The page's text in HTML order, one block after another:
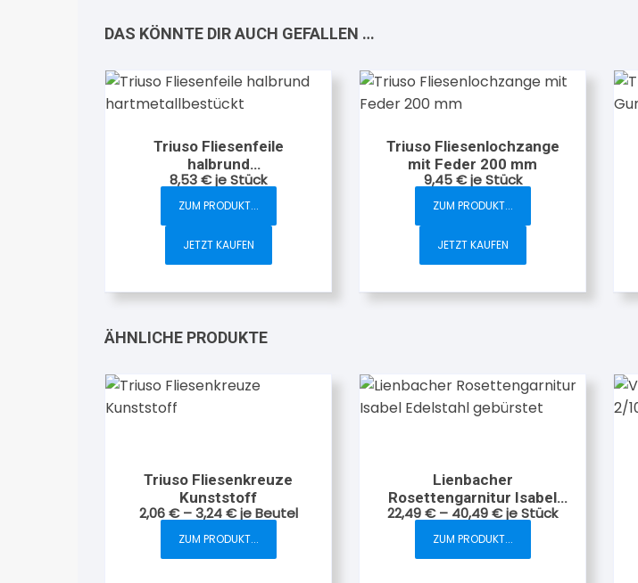
DAS KÖNNTE DIR AUCH GEFALLEN …
Triuso Fliesenfeile
halbrund
hartmetallbestückt
8,53€je Stück
ZUM PRODUKT...
JETZT KAUFEN
Triuso Fliesenlochzange
mit Feder 200 mm
9,45€ je Stück
ZUM PRODUKT...
JETZT KAUFEN
ÄHNLICHE PRODUKTE
Triuso Fliesenkreuze
Kunststoff
2,06€–3,24€ je Beutel
ZUM PRODUKT...
Dieses
Lienbacher
Rosettengarnitur Isabel
Edelstahl gebürstet
22,49€– 40,49€je Stück
ZUM PRODUKT...
Dieses